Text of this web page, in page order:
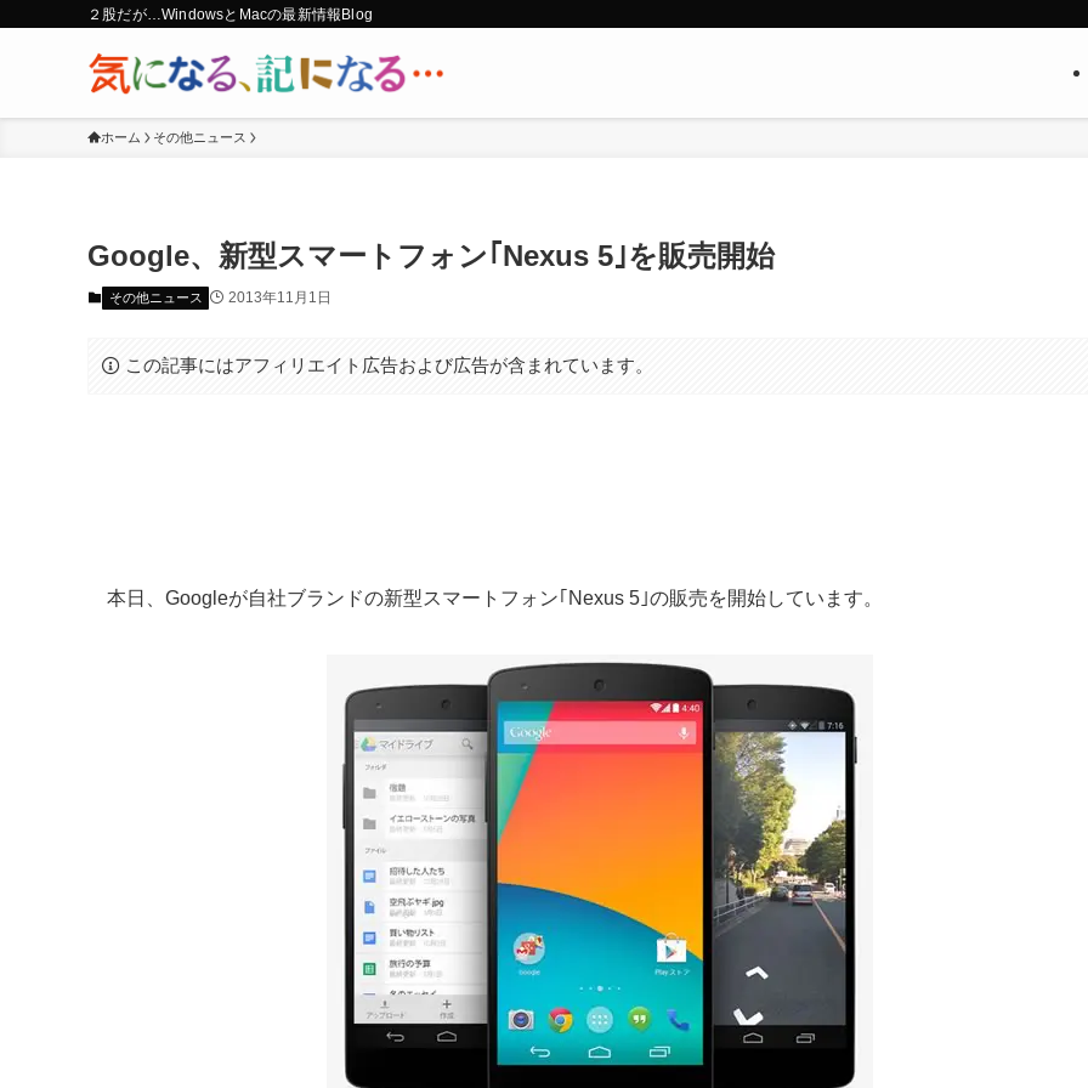
２股だが…WindowsとMacの最新情報Blog
ホーム その他ニュース
Google、新型スマートフォン｢Nexus 5｣を販売開始
その他ニュース 2013年11月1日
この記事にはアフィリエイト広告および広告が含まれています。
本日、Googleが自社ブランドの新型スマートフォン｢Nexus 5｣の販売を開始しています。